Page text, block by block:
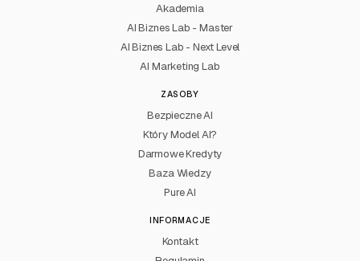
Akademia
AI Biznes Lab - Master
AI Biznes Lab - Next Level
AI Marketing Lab
ZASOBY
Bezpieczne AI
Który Model AI?
Darmowe Kredyty
Baza Wiedzy
Pure AI
INFORMACJE
Kontakt